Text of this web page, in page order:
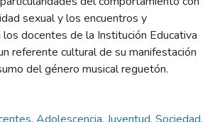
sexual y los encuentros y
docentes de la Institución Educativa
referente cultural de su manifestación
del género musical reguetón.